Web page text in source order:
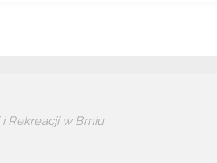
Rekreacji w Brniu